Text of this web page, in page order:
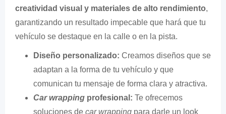
creatividad visual y materiales de alto rendimiento,
garantizando un resultado impecable que hará que tu
vehículo se destaque en la calle o en la pista.
Diseño personalizado: Creamos diseños que se
adaptan a la forma de tu vehículo y que
comunican tu mensaje de forma clara y atractiva.
Car wrapping profesional: Te ofrecemos
soluciones de car wrapping para darle un look